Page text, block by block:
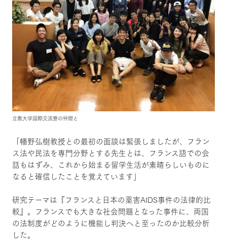
立教大学国際交流寮の仲間と
「幡野弘樹教授との最初の面談は緊張しましたが、フラン
ス法や民法を専門分野とする先生とは、フランス語での会
話もはずみ、これから始まる留学生活が素晴らしいものに
なると確信したことを覚えています」
研究テーマは『フランスと日本の薬害AIDS事件の法律的比
較』。フランスでも大きな社会問題となった事件に、両国
の法制度がどのように機能し判決へと至ったのか比較分析
した。